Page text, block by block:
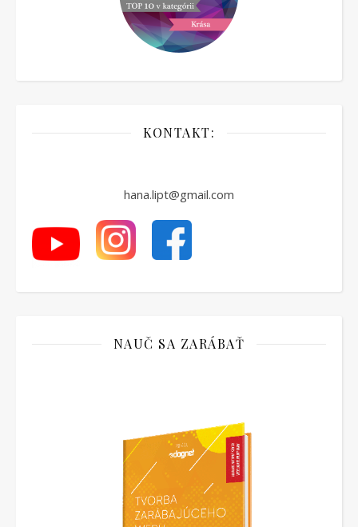
KONTAKT:
hana.lipt@gmail.com
NAUČ SA ZARÁBAŤ